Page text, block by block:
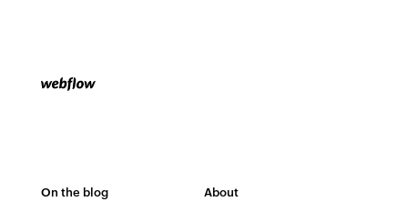
On the blog About